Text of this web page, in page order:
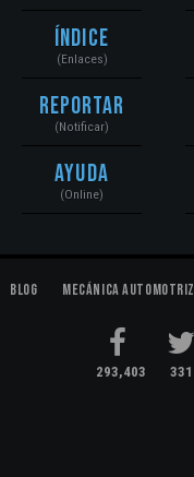
Índice
(Enlaces)
Reportar
(Notificar)
Ayuda
(Online)
Blog Mecánica Automotriz
293,403 331